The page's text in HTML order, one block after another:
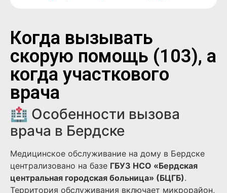
Когда вызывать
скорую помощь (103), а
когда участкового
врача
🏥 Особенности вызова
врача в Бердске
Медицинское обслуживание на дому в Бердске
централизовано на базе ГБУЗ НСО «Бердская
центральная городская больница» (БЦГБ).
Территория обслуживания включает микрорайон,